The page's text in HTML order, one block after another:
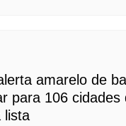
amarelo de
para 106 cidades
lista